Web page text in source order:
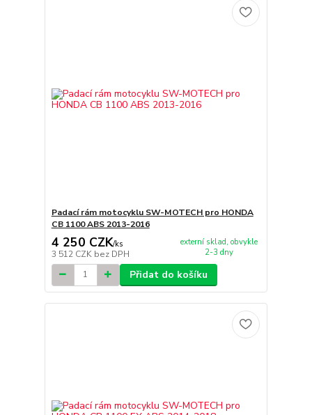
Padací rám motocyklu SW-MOTECH pro HONDA
CB 1100 ABS 2013-2016
4 250 CZK/ks
3 512 CZK bez DPH
externí sklad, obvykle
2-3 dny
Přidat do košíku